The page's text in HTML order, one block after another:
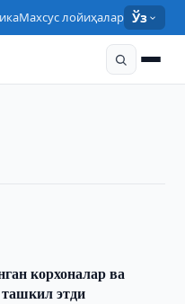
Махсус лойиҳалар Ўз
ЯИМнинг ўсиши 7,4
корхоналар ва
этди